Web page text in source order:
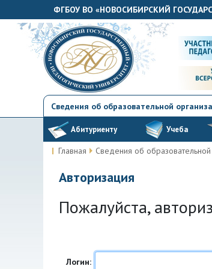
ФГБОУ ВО «НОВОСИБИРСКИЙ
Сведения об образовательной
Абитуриенту Учеба
Главная Сведения об образовательной
Авторизация
Пожалуйста,
Логин: